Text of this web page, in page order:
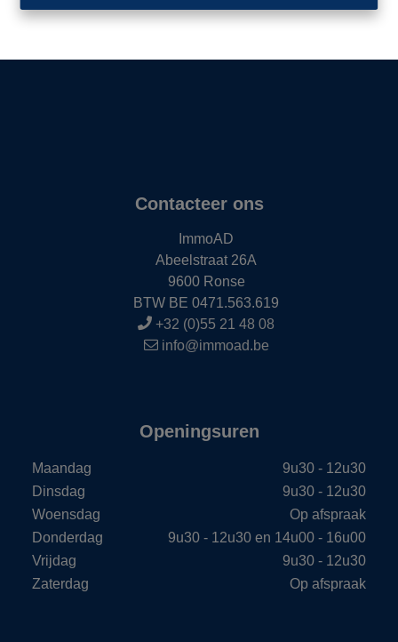
Contacteer ons
ImmoAD
Abeelstraat 26A
9600 Ronse
BTW BE 0471.563.619
+32 (0)55 21 48 08
info@immoad.be
Openingsuren
Maandag
9u30 - 12u30
Dinsdag
9u30 - 12u30
Woensdag
Op afspraak
Donderdag
9u30 - 12u30 en 14u00 - 16u00
Vrijdag
9u30 - 12u30
Zaterdag
Op afspraak